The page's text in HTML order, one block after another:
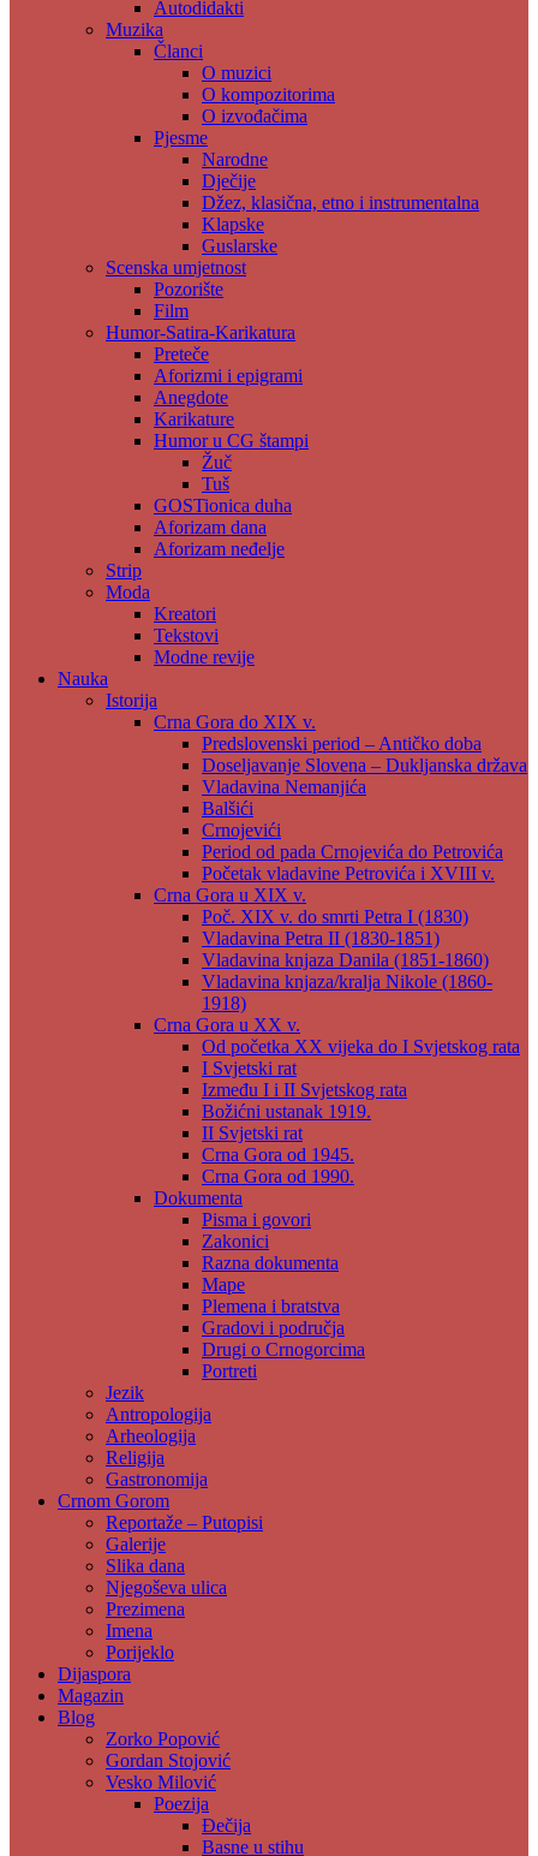
Autodidakti
Muzika
Članci
O muzici
O kompozitorima
O izvođačima
Pjesme
Narodne
Dječije
Džez, klasična, etno i instrumentalna
Klapske
Guslarske
Scenska umjetnost
Pozorište
Film
Humor-Satira-Karikatura
Preteče
Aforizmi i epigrami
Anegdote
Karikature
Humor u CG štampi
Žuč
Tuš
GOSTionica duha
Aforizam dana
Aforizam neđelje
Strip
Moda
Kreatori
Tekstovi
Modne revije
Nauka
Istorija
Crna Gora do XIX v.
Predslovenski period – Antičko doba
Doseljavanje Slovena – Dukljanska država
Vladavina Nemanjića
Balšići
Crnojevići
Period od pada Crnojevića do Petrovića
Početak vladavine Petrovića i XVIII v.
Crna Gora u XIX v.
Poč. XIX v. do smrti Petra I (1830)
Vladavina Petra II (1830-1851)
Vladavina knjaza Danila (1851-1860)
Vladavina knjaza/kralja Nikole (1860-
1918)
Crna Gora u XX v.
Od početka XX vijeka do I Svjetskog rata
I Svjetski rat
Između I i II Svjetskog rata
Božićni ustanak 1919.
II Svjetski rat
Crna Gora od 1945.
Crna Gora od 1990.
Dokumenta
Pisma i govori
Zakonici
Razna dokumenta
Mape
Plemena i bratstva
Gradovi i područja
Drugi o Crnogorcima
Portreti
Jezik
Antropologija
Arheologija
Religija
Gastronomija
Crnom Gorom
Reportaže – Putopisi
Galerije
Slika dana
Njegoševa ulica
Prezimena
Imena
Porijeklo
Dijaspora
Magazin
Blog
Zorko Popović
Gordan Stojović
Vesko Milović
Poezija
Đečija
Basne u stihu